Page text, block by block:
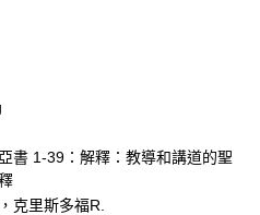
書 1-39：解釋：教導和講道的聖
克里斯多福R.